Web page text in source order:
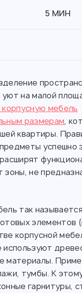
5 МИН
уют на малой
корпусную мебель
размерам,
квартиры.
успешно
зоны, не
так
элементов
корпусной
используют
материалы.
тумбы. К
гарнитуры,